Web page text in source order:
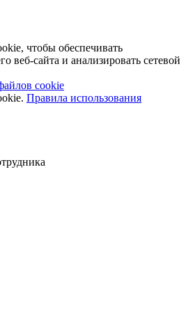
чтобы обеспечивать
веб-сайта и анализировать сетевой
cookie
Правила использования